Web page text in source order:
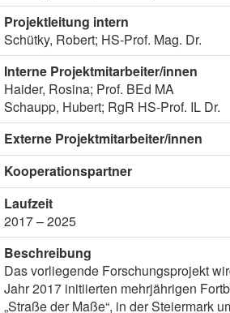
Projektleitung intern
Schütky, Robert; HS-Prof. Mag. Dr.
Interne Projektmitarbeiter/innen
Haider, Rosina; Prof. BEd MA
Schaupp, Hubert; RgR HS-Prof. IL Dr.
Externe Projektmitarbeiter/innen
Kooperationspartner
Laufzeit
2017 – 2025
Beschreibung
Das vorliegende Forschungsprojekt
Jahr 2017 initiierten mehrjährigen
„Straße der Maße“, in der Steiermark